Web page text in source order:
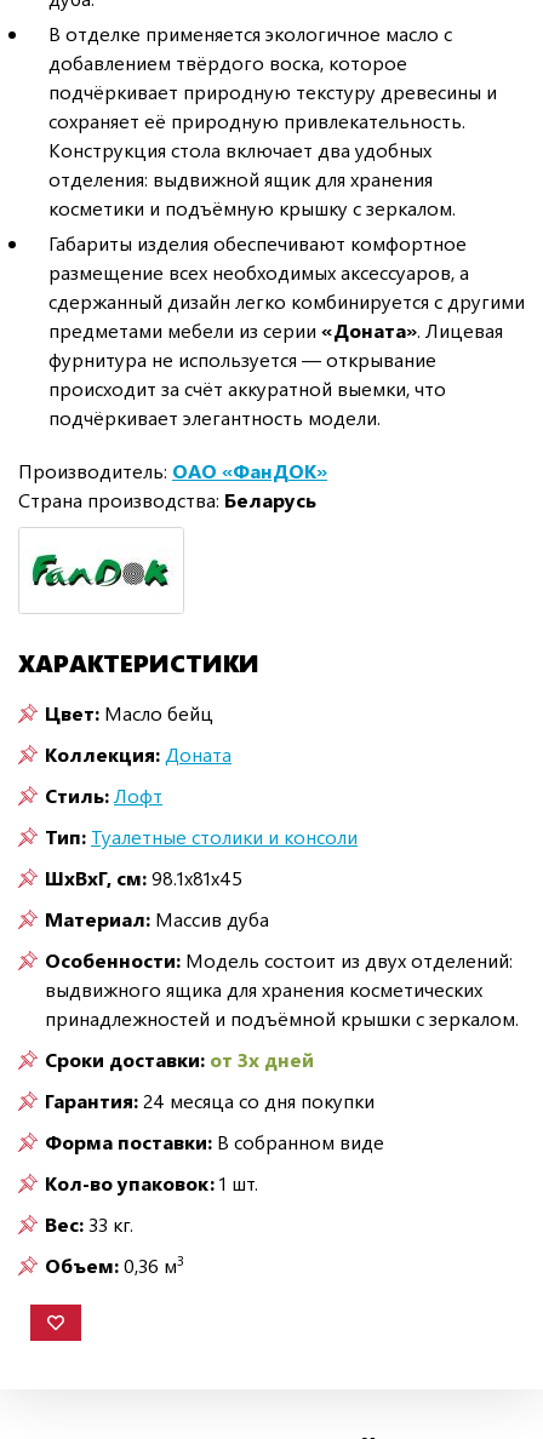
В отделке применяется экологичное масло с
добавлением твёрдого воска, которое
подчёркивает природную текстуру древесины и
сохраняет её природную привлекательность.
Конструкция стола включает два удобных
отделения: выдвижной ящик для хранения
косметики и подъёмную крышку с зеркалом.
Габариты изделия обеспечивают комфортное
размещение всех необходимых аксессуаров, а
сдержанный дизайн легко комбинируется с другими
предметами мебели из серии «Доната». Лицевая
фурнитура не используется — открывание
происходит за счёт аккуратной выемки, что
подчёркивает элегантность модели.
Производитель: ОАО «ФанДОК»
Страна производства: Беларусь
ХАРАКТЕРИСТИКИ
Цвет: Масло бейц
Коллекция: Доната
Стиль:Лофт
Тип: Туалетные столики и консоли
ШxВxГ, см:98.1x81x45
Материал: Массив дуба
Особенности: Модель состоит из двух отделений:
выдвижного ящика для хранения косметических
принадлежностей и подъёмной крышки с зеркалом.
Сроки доставки: от 3х дней
Гарантия:24 месяца со дня покупки
Форма поставки: В собранном виде
Кол-во упаковок:1 шт.
Вес:33 кг.
Объем:0,36 м3